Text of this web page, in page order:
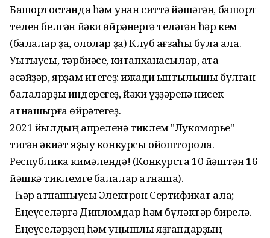
Башҡортостанда һәм унан ситтә йәшәгән, башҡорт
телен белгән йәки өйрәнергә теләгән һәр кем
(балалар ҙа, ололар ҙа) Клуб ағзаһы була ала.
Уҡытыусы, тәрбиәсе, китапханасылар, ата-
әсәйҙәр, ярҙам итегеҙ: ижади ынтылышы булған
балаларҙы индерегеҙ, йәки үҙҙәренә нисек
ҡатнашырға өйрәтегеҙ.
2021 йылдың апреленә тиклем "Лукоморье"
тигән әкиәт яҙыу конкурсы ойошторола.
Республика кимәлендә! (Конкурста 10 йәштән 16
йәшкә тиклемге балалар ҡатнаша).
- Һәр ҡатнашыусы Электрон Сертификат ала;
- Еңеүселәргә Дипломдар һәм бүләктәр бирелә.
- Еңеүселәрҙең һәм уңышлы яҙғандарҙың